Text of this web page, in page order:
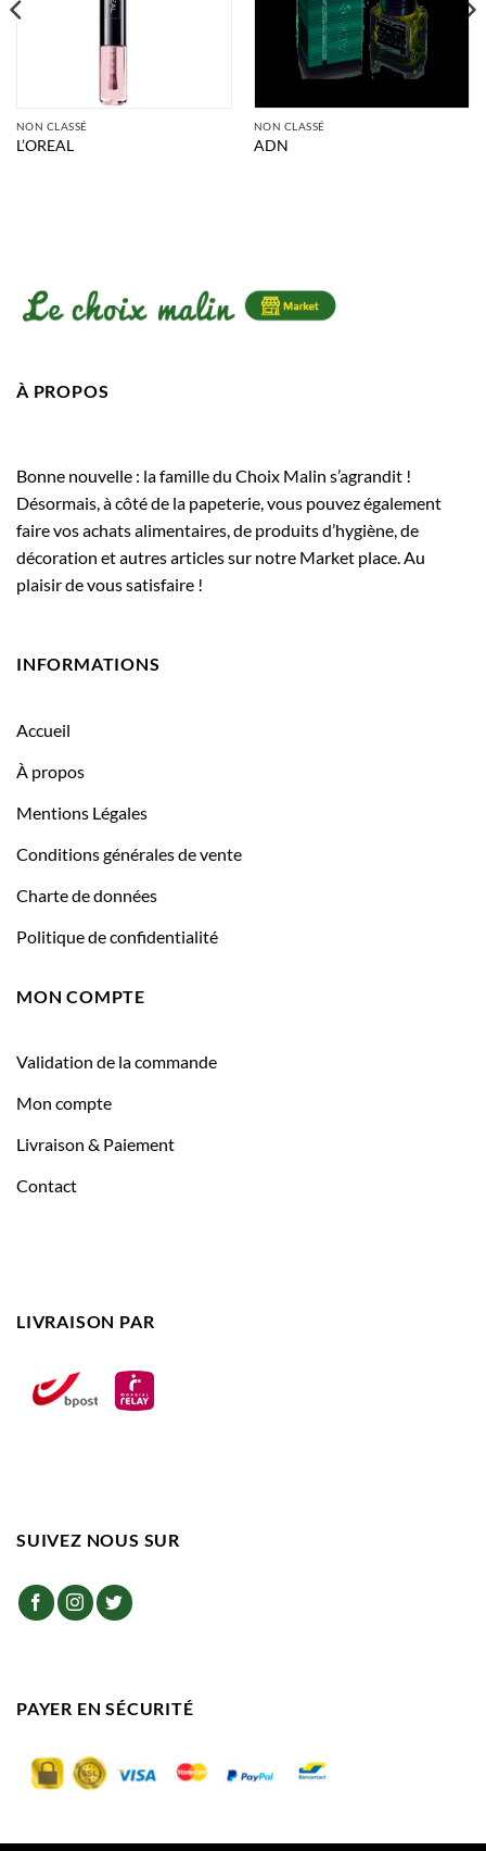
NON CLASSÉ
L’OREAL
NON CLASSÉ
ADN
À PROPOS
Bonne nouvelle : la famille du Choix Malin s’agrandit !
Désormais, à côté de la papeterie, vous pouvez également
faire vos achats alimentaires, de produits d’hygiène, de
décoration et autres articles sur notre Market place. Au
plaisir de vous satisfaire !
INFORMATIONS
Accueil
À propos
Mentions Légales
Conditions générales de vente
Charte de données
Politique de confidentialité
MON COMPTE
Validation de la commande
Mon compte
Livraison & Paiement
Contact
LIVRAISON PAR
SUIVEZ NOUS SUR
PAYER EN SÉCURITÉ